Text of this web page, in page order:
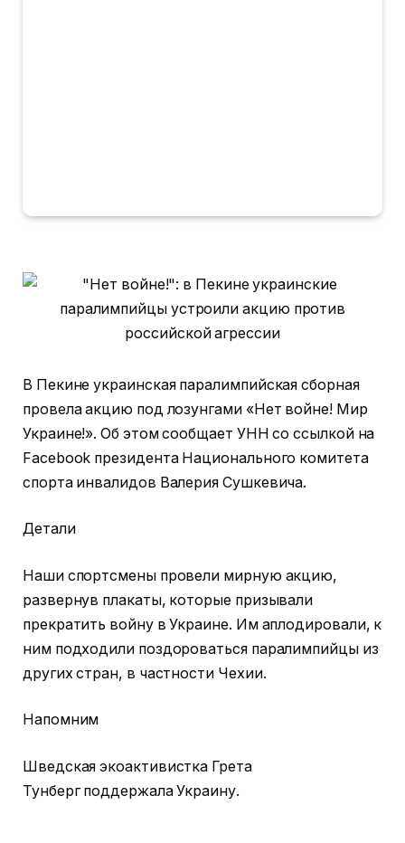
В Пекине украинская паралимпийская сборная
провела акцию под лозунгами «Нет войне! Мир
Украине!». Об этом сообщает УНН со ссылкой на
Facebook президента Национального комитета
спорта инвалидов Валерия Сушкевича.
Детали
Наши спортсмены провели мирную акцию,
развернув плакаты, которые призывали
прекратить войну в Украине. Им аплодировали, к
ним подходили поздороваться паралимпийцы из
других стран, в частности Чехии.
Напомним
Шведская экоактивистка Грета
Тунберг поддержала Украину.